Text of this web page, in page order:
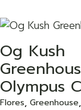
Og Kush
Olympus
Flores Greenhouse